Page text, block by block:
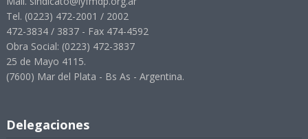
Tel. (0223) 472-2001 / 2002
472-3834 / 3837 - Fax 474-4592
Obra Social: (0223) 472-3837
25 de Mayo 4115.
(7600) Mar del Plata - Bs As - Argentina.
Delegaciones